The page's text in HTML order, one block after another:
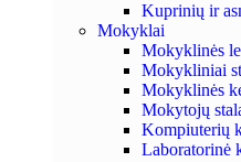
Kuprinių ir
Mokyklai
Mokyklinės
Mokykliniai
Mokyklinės
Mokytojų
Kompiuterių
Laboratorinė